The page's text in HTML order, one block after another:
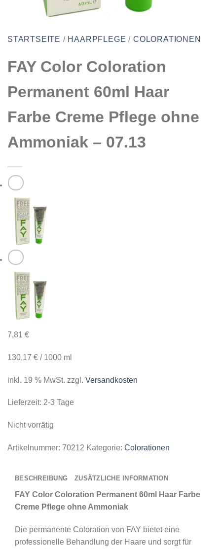
STARTSEITE / HAARPFLEGE / COLORATIONEN
FAY Color Coloration
Permanent 60ml Haar
Farbe Creme Pflege ohne
Ammoniak – 07.13
7,81 €
130,17 € / 1000 ml
inkl. 19 % MwSt. zzgl. Versandkosten
Lieferzeit: 2-3 Tage
Nicht vorrätig
Artikelnummer: 70212 Kategorie: Colorationen
BESCHREIBUNG ZUSÄTZLICHE INFORMATION
FAY Color Coloration Permanent 60ml Haar Farbe
Creme Pflege ohne Ammoniak
Die permanente Coloration von FAY bietet eine
professionelle Behandlung der Haare und sorgt für